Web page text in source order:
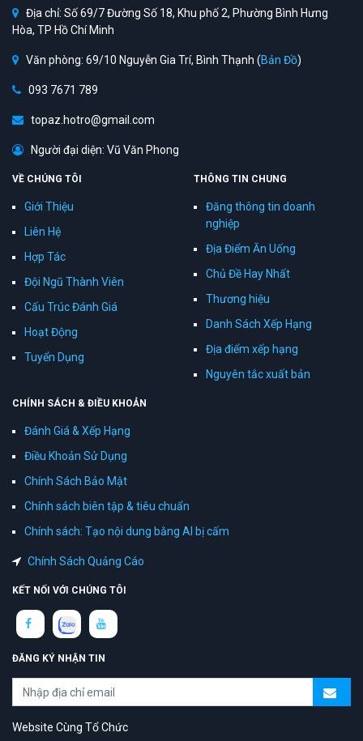
Địa chỉ: Số 69/7 Đường Số 18, Khu phố 2, Phường Bình Hưng
Hòa, TP Hồ Chí Minh
Văn phòng: 69/10 Nguyễn Gia Trí, Bình Thạnh (Bản Đồ)
093 7671 789
topaz.hotro@gmail.com
Người đại diện: Vũ Văn Phong
VỀ CHÚNG TÔI
Giới Thiệu
Liên Hệ
Hợp Tác
Đội Ngũ Thành Viên
Cấu Trúc Đánh Giá
Hoạt Động
Tuyển Dụng
THÔNG TIN CHUNG
Đăng thông tin doanh
nghiệp
Địa Điểm Ăn Uống
Chủ Đề Hay Nhất
Thương hiệu
Danh Sách Xếp Hạng
Địa điểm xếp hạng
Nguyên tắc xuất bản
CHÍNH SÁCH & ĐIỀU KHOẢN
Đánh Giá & Xếp Hạng
Điều Khoản Sử Dụng
Chính Sách Bảo Mật
Chính sách biên tập & tiêu chuẩn
Chính sách: Tạo nội dung bằng AI bị cấm
Chính Sách Quảng Cáo
KẾT NỐI VỚI CHÚNG TÔI
ĐĂNG KÝ NHẬN TIN
Website Cùng Tổ Chức